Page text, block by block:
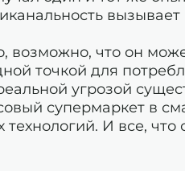
возможно, что он
точкой для
угрозой
супермаркет в
И все, что